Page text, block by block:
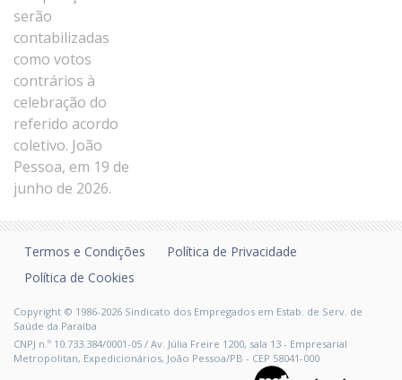
Termos e Condições
Política de Privacidade
Política de Cookies
Copyright © 1986-2026 Sindicato dos Empregados em Estab. de Serv. de
Saúde da Paraíba
CNPJ n.º 10.733.384/0001-05 / Av. Júlia Freire 1200, sala 13 - Empresarial
Metropolitan, Expedicionários, João Pessoa/PB - CEP 58041-000